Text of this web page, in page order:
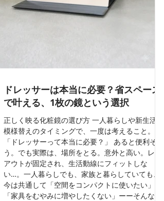
ドレッサーは本当に必要？省スペース
で叶える、1枚の鏡という選択
正しく映る化粧鏡の選び方 一人暮らしや新生活、
模様替えのタイミングで、一度は考えること。
「ドレッサーって本当に必要？」 あると便利そ
う。でも実際は、場所をとる。意外と高い。レイ
アウトが固定され、生活動線にフィットしな
い…。一人暮らしでも、家族と暮らしていても、
今は共通して「空間をコンパクトに使いたい」、
「家具をむやみに増やしたくない」ーーそんなシ